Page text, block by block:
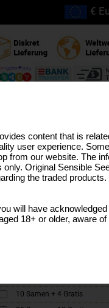
SAATGUT USA
ApricotxGorilla Glue #4
SELECT A GEBINDE
10 Samen + 4 Gratis
content that is
user experience.
from our website. The
Original Sensible
the traded
will have
18+ or older, aware